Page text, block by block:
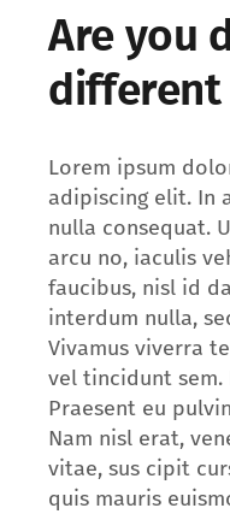
Are you
different
Lorem ipsum
adipiscing elit. In
nulla consequat.
arcu no, iaculis
faucibus, nisl id
interdum nulla,
Vivamus viverra
vel tincidunt sem.
Praesent eu
Nam nisl erat,
vitae, sus cipit
quis mauris